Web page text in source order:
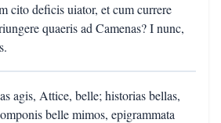
cito deficis uiator, et cum currere
quaeris ad Camenas? I nunc,
agis, Attice, belle; historias bellas,
belle mimos, epigrammata